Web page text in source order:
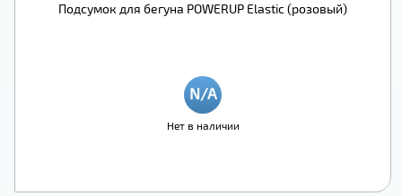
Подсумок для бегуна POWERUP Elastic (розовый)
Нет в наличии